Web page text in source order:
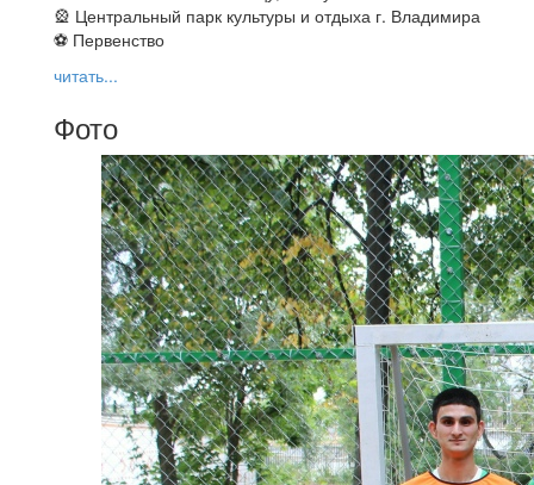
🎡 Центральный парк культуры и отдыха г. Владимира
⚽ Первенство
читать...
Фото